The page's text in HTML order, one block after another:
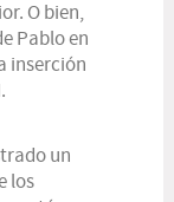
O bien,
Pablo en
inserción
un
los